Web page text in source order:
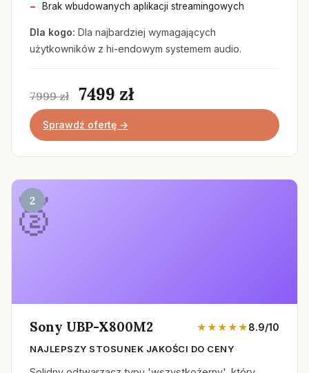
Brak wbudowanych aplikacji streamingowych
Dla kogo: Dla najbardziej wymagających
użytkowników z hi-endowym systemem audio.
7999 zł 7499 zł
Sprawdź ofertę →
2
Sony UBP-X800M2 ★★★★★8.9/10
NAJLEPSZY STOSUNEK JAKOŚCI DO CENY